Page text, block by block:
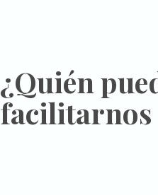
¿Quién
facilitarnos